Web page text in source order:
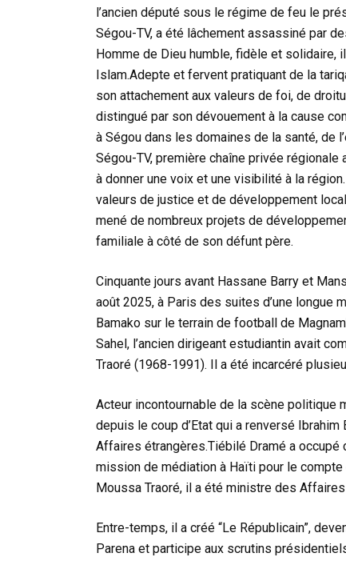
l’ancien député sous le régime de feu le
Ségou-TV, a été lâchement assassiné par
Homme de Dieu humble, fidèle et solidaire,
Islam.Adepte et fervent pratiquant de la
son attachement aux valeurs de foi, de
distingué par son dévouement à la cause
à Ségou dans les domaines de la santé, de
Ségou-TV, première chaîne privée
à donner une voix et une visibilité à la
valeurs de justice et de développement
mené de nombreux projets de
familiale à côté de son défunt père.
Cinquante jours avant Hassane Barry et
août 2025, à Paris des suites d’une longue
Bamako sur le terrain de football de
Sahel, l’ancien dirigeant estudiantin avait
Traoré (1968-1991). Il a été incarcéré
Acteur incontournable de la scène politique
depuis le coup d’Etat qui a renversé
Affaires étrangères.Tiébilé Dramé a
mission de médiation à Haïti pour le
Moussa Traoré, il a été ministre des
Entre-temps, il a créé “Le Républicain”,
Parena et participe aux scrutins